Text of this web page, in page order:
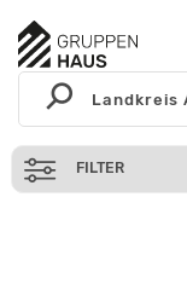
FILTER